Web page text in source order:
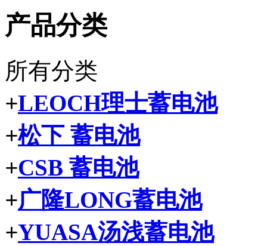
产品分类
所有分类
+LEOCH理士蓄电池
+松下 蓄电池
+CSB 蓄电池
+广隆LONG蓄电池
+YUASA汤浅蓄电池